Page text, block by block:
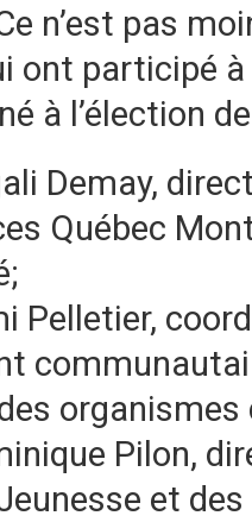
n’est pas
ont participé à
à l’élection
Demay,
Québec
Pelletier,
Pilon,
et